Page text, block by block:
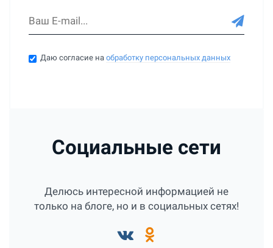
Даю согласие наобработку персональных данных
Социальные сети
Делюсь интересной информацией не
только на блоге, но и в социальных сетях!